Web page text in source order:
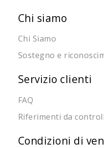
Chi siamo
Chi Siamo
Sostegno e
Servizio clienti
FAQ
Riferimenti da
Condizioni di